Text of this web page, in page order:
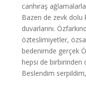
canhıraş
Bazen de zevk dolu
duvarlarını.
özteslimiyetler,
bedenimde gerçek
hepsi de birbirinden
Beslendim